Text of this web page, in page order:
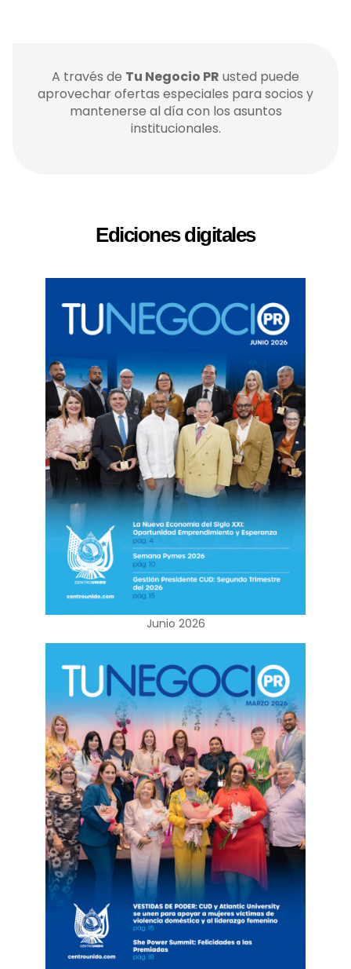
A través de Tu Negocio PR usted puede
aprovechar ofertas especiales para socios y
mantenerse al día con los asuntos
institucionales.
Ediciones digitales
Junio 2026